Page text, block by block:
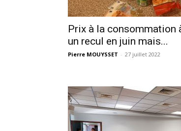
Prix à la consommation
un recul en juin mais...
Pierre MOUYSSET - 27 juillet 2022